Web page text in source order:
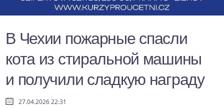
В Чехии пожарные спасли
кота из стиральной машины
и получили сладкую награду
27.04.2026 22:31